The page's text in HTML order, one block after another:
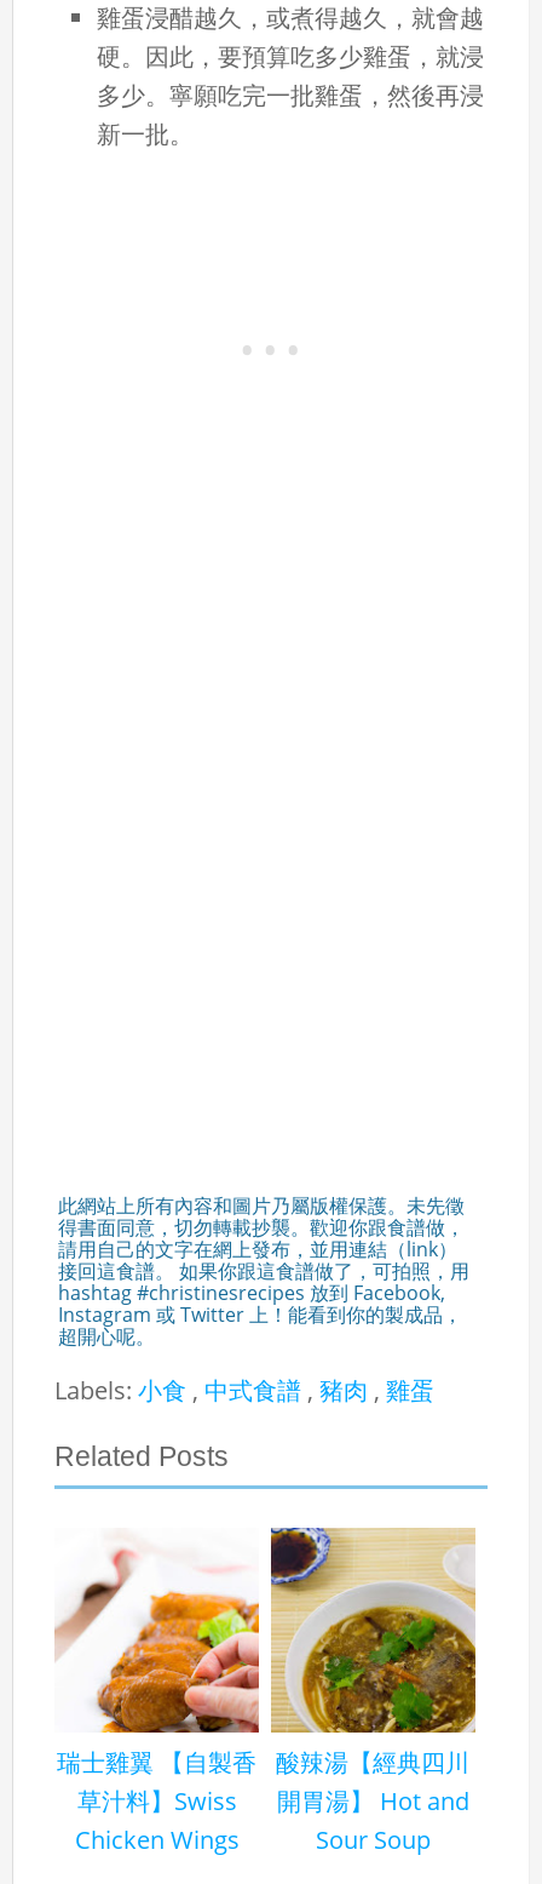
雞蛋浸醋越久，或煮得越久，就會越
硬。因此，要預算吃多少雞蛋，就浸
多少。寧願吃完一批雞蛋，然後再浸
新一批。
此網站上所有內容和圖片乃屬版權保護。未先徵
得書面同意，切勿轉載抄襲。歡迎你跟食譜做，
請用自己的文字在網上發布，並用連結（link）
接回這食譜。 如果你跟這食譜做了，可拍照，用
hashtag #christinesrecipes 放到 Facebook,
Instagram 或 Twitter 上！能看到你的製成品，
超開心呢。
Labels:小食 , 中式食譜 ,豬肉 ,雞蛋
Related Posts
瑞士雞翼 【自製香
草汁料】Swiss
Chicken Wings
酸辣湯【經典四川
開胃湯】 Hot and
Sour Soup